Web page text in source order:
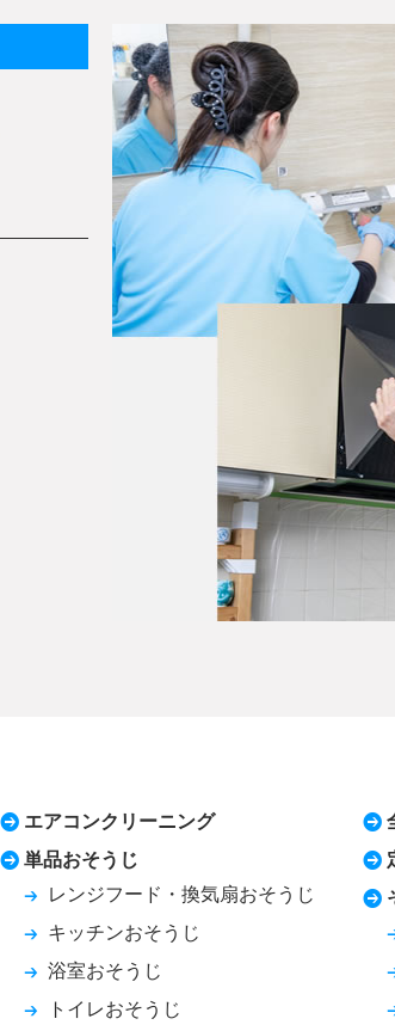
エアコンクリーニング
単品おそうじ
レンジフード・換気扇おそうじ
キッチンおそうじ
浴室おそうじ
トイレおそうじ